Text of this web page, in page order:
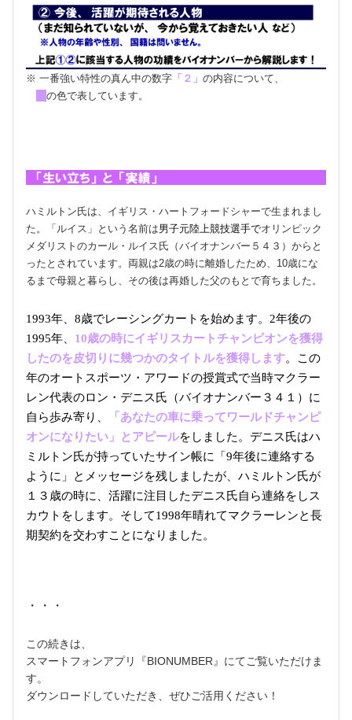
※ 一番強い特性の真ん中の数字 「２」 の内容について、
の色で表しています 。
ハミルトン氏は、イギリス・ハートフォードシャーで生まれまし
た。「ルイス」という名前は男子元陸上競技選手でオリンピック
メダリストのカール・ルイス氏（バイオナンバー５４３）からと
ったとされています。両親は2歳の時に離婚したため、10歳にな
るまで母親と暮らし、その後は再婚した父のもとで育ちました。
1993年、8歳でレーシングカートを始めます。2年後の
1995年、 10歳の時にイギリスカートチャンピオンを獲得
したのを皮切りに幾つかのタイトルを獲得します。この
年のオートスポーツ・アワードの授賞式で当時マクラー
レン代表のロン・デニス氏（バイオナンバー３４１）に
自ら歩み寄り、
「あなたの車に乗ってワールドチャンピ
オンになりたい」とアピールをしました。デニス氏はハ
ミルトン氏が持っていたサイン帳に「9年後に連絡する
ように」とメッセージを残しましたが、ハミルトン氏が
１３歳の時に、活躍に注目したデニス氏自ら連絡をしス
カウトをします。そして1998年晴れてマクラーレンと長
期契約を交わすことになりました。
・・・
この続きは、
スマートフォンアプリ『BIONUMBER』にてご覧いただけま
す。
ダウンロードしていただき、ぜひご活用ください！